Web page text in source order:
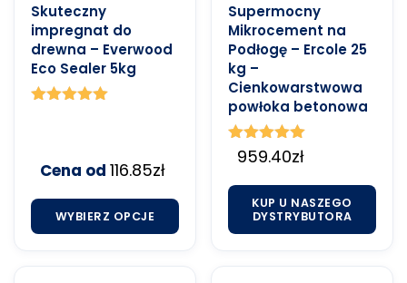
Skuteczny
impregnat do
drewna – Everwood
Eco Sealer 5kg
Cena od 116.85zł
WYBIERZ OPCJE
Supermocny
Mikrocement na
Podłogę – Ercole 25
kg –
Cienkowarstwowa
powłoka betonowa
Oceniono
5.00
959.40zł
KUP U NASZEGO
DYSTRYBUTORA